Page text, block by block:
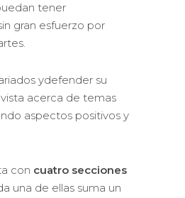
tener
gran esfuerzo por
ydefender su
acerca de temas
aspectos positivos y
con cuatro secciones
una de ellas suma un